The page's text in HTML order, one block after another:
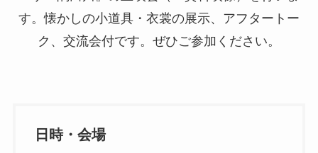
す。懐かしの小道具・衣裳の展示、アフタートー
ク、交流会付です。ぜひご参加ください。
日時・会場